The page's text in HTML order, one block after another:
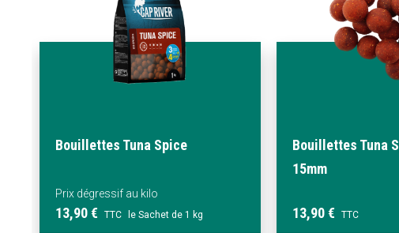
Bouillettes Tuna Spice
Prix dégressif au kilo
13,90 € TTC le Sachet de 1 kg
Bouillettes Tuna
15mm
13,90 € TTC